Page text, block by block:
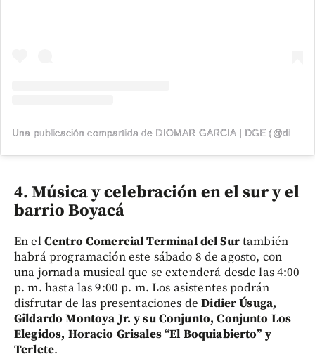
4. Música y celebración en el sur y el
barrio Boyacá
En elCentro Comercial Terminal del Surtambién
habrá programación este sábado 8 de agosto, con
una jornada musical que se extenderá desde las 4:00
p. m. hasta las 9:00 p. m. Los asistentes podrán
disfrutar de las presentaciones deDidier Úsuga,
Gildardo Montoya Jr. y su Conjunto, Conjunto Los
Elegidos, Horacio Grisales “El Boquiabierto” y
Terlete.